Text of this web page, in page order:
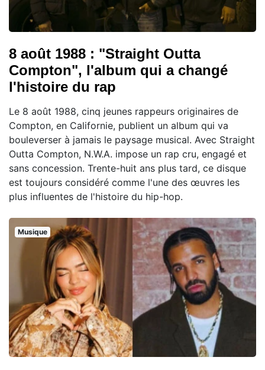
8 août 1988 : "Straight Outta
Compton", l'album qui a changé
l'histoire du rap
Le 8 août 1988, cinq jeunes rappeurs originaires de
Compton, en Californie, publient un album qui va
bouleverser à jamais le paysage musical. Avec Straight
Outta Compton, N.W.A. impose un rap cru, engagé et
sans concession. Trente-huit ans plus tard, ce disque
est toujours considéré comme l'une des œuvres les
plus influentes de l'histoire du hip-hop.
Musique